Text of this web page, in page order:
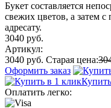
Букет составляется
свежих цветов, а затем
адресату.
3040 руб.
Артикул:
3040 руб. Старая цена:
Оформить заказ
Оплатить легко: